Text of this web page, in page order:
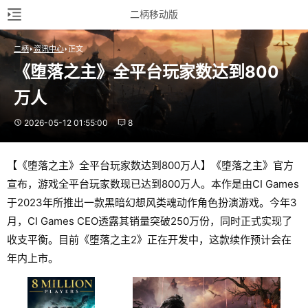
二柄移动版
二柄 资讯中心 正文
《堕落之主》全平台玩家数达到800
万人
2026-05-12 01:55:00 8
【《堕落之主》全平台玩家数达到800万人】《堕落之主》官方
宣布，游戏全平台玩家数现已达到800万人。本作是由CI Games
于2023年所推出一款黑暗幻想风类魂动作角色扮演游戏。今年3
月，CI Games CEO透露其销量突破250万份，同时正式实现了
收支平衡。目前《堕落之主2》正在开发中，这款续作预计会在
年内上市。